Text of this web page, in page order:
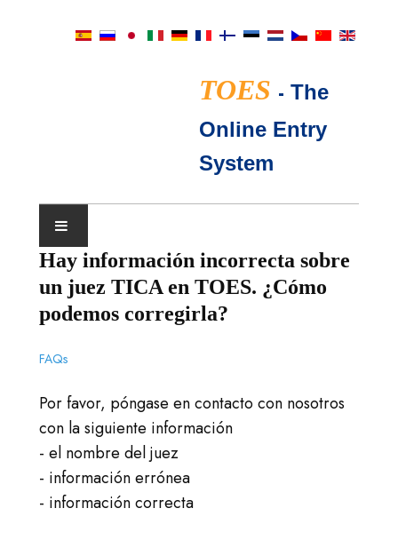
TOES - The
Online Entry
System
CALENDARIO DE EXPOSICIONES
JUECES TICA
PREGUNTAS FRECUENTES
ACCESO
IR A TICA.ORG
REPORTED ISSUES
Hay información incorrecta sobre
un juez TICA en TOES. ¿Cómo
podemos corregirla?
FAQs
Por favor, póngase en contacto con nosotros
con la siguiente información
- el nombre del juez
- información errónea
- información correcta